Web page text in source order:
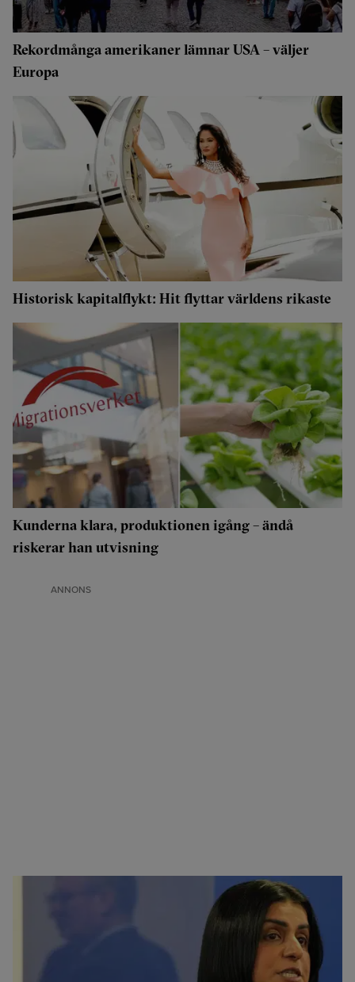
Rekordmånga amerikaner lämnar USA – väljer
Europa
Historisk kapitalflykt: Hit flyttar världens rikaste
Kunderna klara, produktionen igång – ändå
riskerar han utvisning
ANNONS